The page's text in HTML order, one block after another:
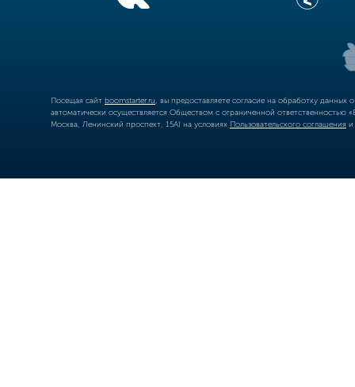
Посещая сайт boomstarter.ru , вы предоставляете согласие на обработку
автоматически осуществляется Обществом с ограниченной
Москва, Ленинский проспект, 15А) на условиях Пользовательского соглашения и